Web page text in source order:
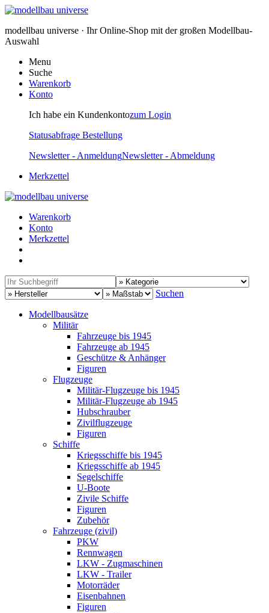
modellbau universe · Ihr Online-Shop mit der großen Modellbau-
Auswahl
Menu
Suche
Warenkorb
Konto
Ich habe ein Kundenkontozum Login
Statusabfrage Bestellung
Newsletter - AnmeldungNewsletter - Abmeldung
Merkzettel
Warenkorb
Konto
Merkzettel
Suchen
Modellbausätze
Militär
Fahrzeuge bis 1945
Fahrzeuge ab 1945
Geschütze & Anhänger
Figuren
Flugzeuge
Militär-Flugzeuge bis 1945
Militär-Flugzeuge ab 1945
Hubschrauber
Zivilflugzeuge
Figuren
Schiffe
Kriegsschiffe bis 1945
Kriegsschiffe ab 1945
Segelschiffe
U-Boote
Zivile Schiffe
Figuren
Zubehör
Fahrzeuge (zivil)
PKW
Rennwagen
LKW - Zugmaschinen
LKW - Trailer
Motorräder
Eisenbahnen
Figuren